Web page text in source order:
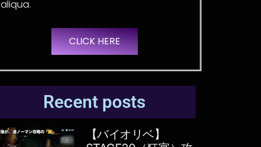
aliqua.
CLICK HERE
Recent posts
【バイオリベ】